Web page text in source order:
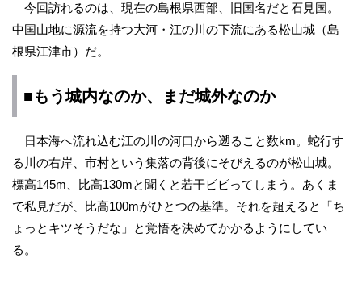
今回訪れるのは、現在の島根県西部、旧国名だと石見国。
中国山地に源流を持つ大河・江の川の下流にある松山城（島
根県江津市）だ。
■もう城内なのか、まだ城外なのか
日本海へ流れ込む江の川の河口から遡ること数km。蛇行す
る川の右岸、市村という集落の背後にそびえるのが松山城。
標高145m、比高130mと聞くと若干ビビってしまう。あくま
で私見だが、比高100mがひとつの基準。それを超えると「ち
ょっとキツそうだな」と覚悟を決めてかかるようにしてい
る。